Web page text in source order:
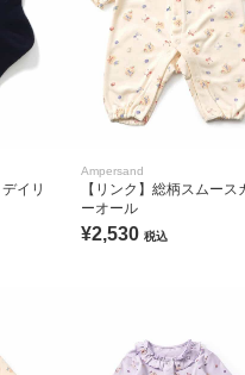
イリ
Ampersand
【リンク】総柄スムース
ーオール
¥2,530 税込